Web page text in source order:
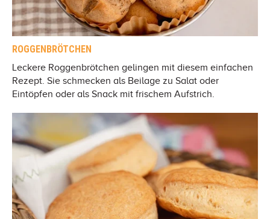
ROGGENBRÖTCHEN
Leckere Roggenbrötchen gelingen mit diesem einfachen
Rezept. Sie schmecken als Beilage zu Salat oder
Eintöpfen oder als Snack mit frischem Aufstrich.